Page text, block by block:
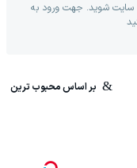
سایت شوید. جهت ورود به
بر اساس محبوب ترین